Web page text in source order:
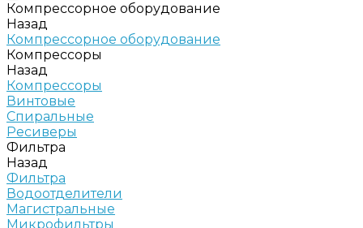
Компрессорное оборудование
Назад
Компрессорное оборудование
Компрессоры
Назад
Компрессоры
Винтовые
Спиральные
Ресиверы
Фильтра
Назад
Фильтра
Водоотделители
Магистральные
Микрофильтры